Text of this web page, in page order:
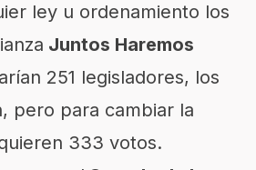
ley u ordenamiento los
Juntos Haremos
251 legisladores, los
pero para cambiar la
333 votos.